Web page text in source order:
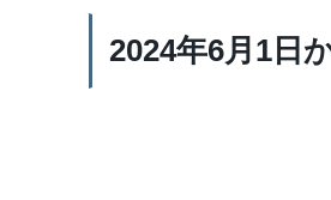
2024年6月1日